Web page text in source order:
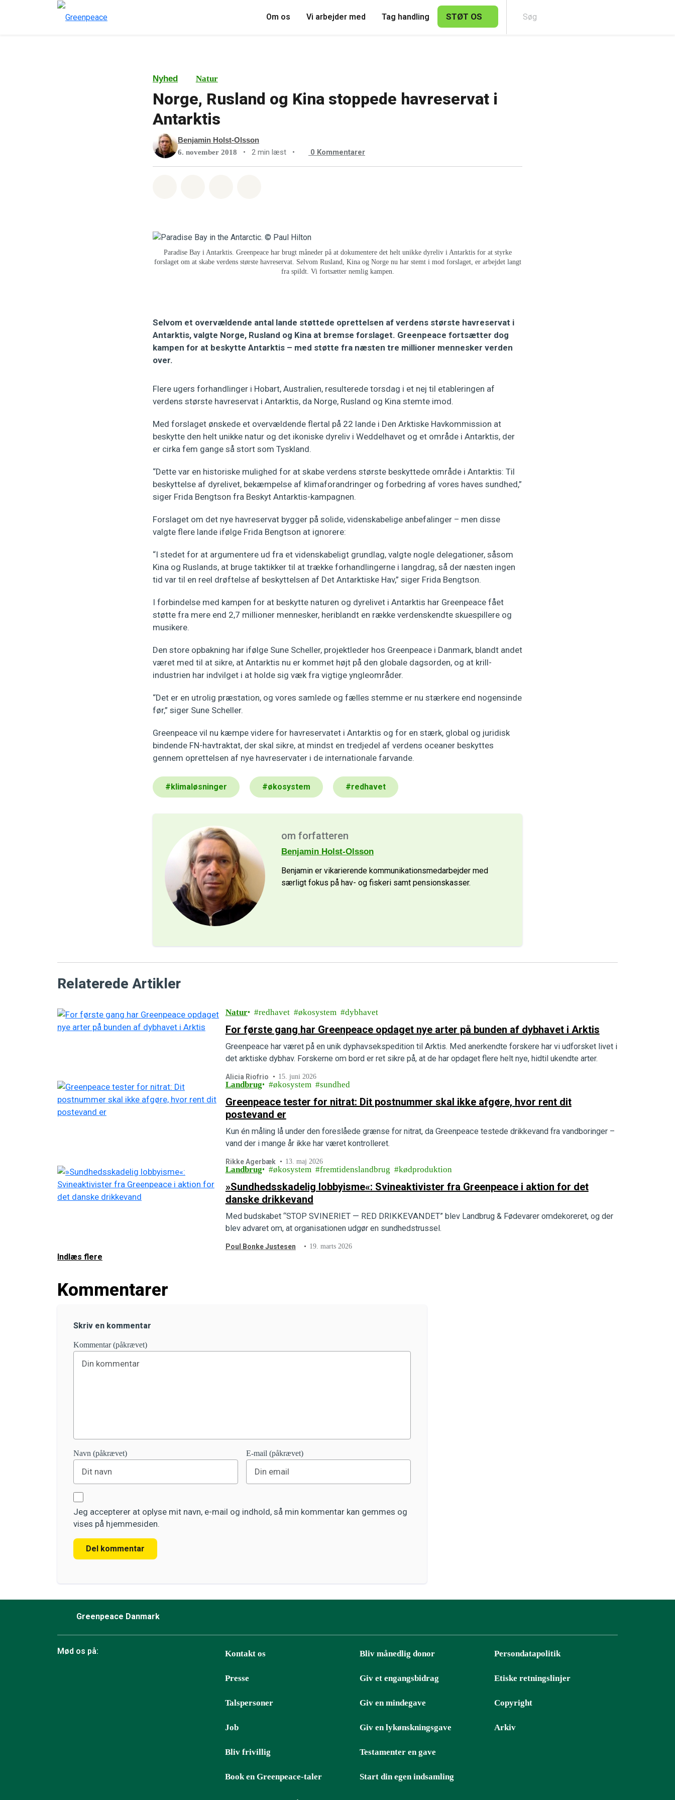
Om os Vi arbejder med Tag handling STØT OS
Nyhed Natur
Norge, Rusland og Kina stoppede havreservat i
Antarktis
Benjamin Holst-Olsson
6. november 2018 • 2 min læst • 0 Kommentarer
Paradise Bay i Antarktis. Greenpeace har brugt måneder på at dokumentere det helt unikke dyreliv i Antarktis for at styrke
forslaget om at skabe verdens største havreservat. Selvom Rusland, Kina og Norge nu har stemt i mod forslaget, er arbejdet langt
fra spildt. Vi fortsætter nemlig kampen.
Selvom et overvældende antal lande støttede oprettelsen af verdens største havreservat i
Antarktis, valgte Norge, Rusland og Kina at bremse forslaget. Greenpeace fortsætter dog
kampen for at beskytte Antarktis – med støtte fra næsten tre millioner mennesker verden
over.
Flere ugers forhandlinger i Hobart, Australien, resulterede torsdag i et nej til etableringen af
verdens største havreservat i Antarktis, da Norge, Rusland og Kina stemte imod.
Med forslaget ønskede et overvældende flertal på 22 lande i Den Arktiske Havkommission at
beskytte den helt unikke natur og det ikoniske dyreliv i Weddelhavet og et område i Antarktis, der
er cirka fem gange så stort som Tyskland.
“Dette var en historiske mulighed for at skabe verdens største beskyttede område i Antarktis: Til
beskyttelse af dyrelivet, bekæmpelse af klimaforandringer og forbedring af vores haves sundhed,”
siger Frida Bengtson fra Beskyt Antarktis-kampagnen.
Forslaget om det nye havreservat bygger på solide, videnskabelige anbefalinger – men disse
valgte flere lande ifølge Frida Bengtson at ignorere:
“I stedet for at argumentere ud fra et videnskabeligt grundlag, valgte nogle delegationer, såsom
Kina og Ruslands, at bruge taktikker til at trække forhandlingerne i langdrag, så der næsten ingen
tid var til en reel drøftelse af beskyttelsen af Det Antarktiske Hav,” siger Frida Bengtson.
I forbindelse med kampen for at beskytte naturen og dyrelivet i Antarktis har Greenpeace fået
støtte fra mere end 2,7 millioner mennesker, heriblandt en række verdenskendte skuespillere og
musikere.
Den store opbakning har ifølge Sune Scheller, projektleder hos Greenpeace i Danmark, blandt andet
været med til at sikre, at Antarktis nu er kommet højt på den globale dagsorden, og at krill-
industrien har indvilget i at holde sig væk fra vigtige yngleområder.
“Det er en utrolig præstation, og vores samlede og fælles stemme er nu stærkere end nogensinde
før,” siger Sune Scheller.
Greenpeace vil nu kæmpe videre for havreservatet i Antarktis og for en stærk, global og juridisk
bindende FN-havtraktat, der skal sikre, at mindst en tredjedel af verdens oceaner beskyttes
gennem oprettelsen af nye havreservater i de internationale farvande.
#klimaløsninger #økosystem #redhavet
om forfatteren
Benjamin Holst-Olsson
Benjamin er vikarierende kommunikationsmedarbejder med
særligt fokus på hav- og fiskeri samt pensionskasser.
Relaterede Artikler
Natur redhavet økosystem dybhavet
For første gang har Greenpeace opdaget nye arter på bunden af dybhavet i Arktis
Greenpeace har været på en unik dyphavsekspedition til Arktis. Med anerkendte forskere har vi udforsket livet i
det arktiske dybhav. Forskerne om bord er ret sikre på, at de har opdaget flere helt nye, hidtil ukendte arter.
Alicia Riofrio 15. juni 2026
Landbrug økosystem sundhed
Greenpeace tester for nitrat: Dit postnummer skal ikke afgøre, hvor rent dit
postevand er
Kun én måling lå under den foreslåede grænse for nitrat, da Greenpeace testede drikkevand fra vandboringer –
vand der i mange år ikke har været kontrolleret.
Rikke Agerbæk 13. maj 2026
Landbrug økosystem fremtidenslandbrug kødproduktion
»Sundhedsskadelig lobbyisme«: Svineaktivister fra Greenpeace i aktion for det
danske drikkevand
Med budskabet “STOP SVINERIET — RED DRIKKEVANDET” blev Landbrug & Fødevarer omdekoreret, og der
blev advaret om, at organisationen udgør en sundhedstrussel.
Poul Bonke Justesen 19. marts 2026
Indlæs flere
Kommentarer
Skriv en kommentar
Kommentar (påkrævet)
Navn (påkrævet) E-mail (påkrævet)
Jeg accepterer at oplyse mit navn, e-mail og indhold, så min kommentar kan gemmes og
vises på hjemmesiden.
Del kommentar
Greenpeace Danmark
Mød os på: Kontakt os
Presse
Talspersoner
Job
Bliv frivillig
Book en Greenpeace-taler
Bliv månedlig donor
Giv et engangsbidrag
Giv en mindegave
Giv en lykønskningsgave
Testamenter en gave
Start din egen indsamling
Persondatapolitik
Etiske retningslinjer
Copyright
Arkiv